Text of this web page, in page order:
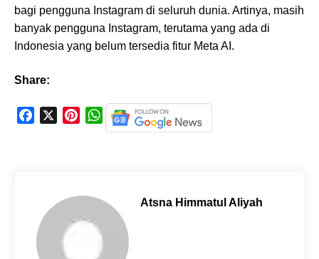
bagi pengguna Instagram di seluruh dunia. Artinya, masih
banyak pengguna Instagram, terutama yang ada di
Indonesia yang belum tersedia fitur Meta AI.
Share:
k
e
W
h
A
Atsna Himmatul Aliyah